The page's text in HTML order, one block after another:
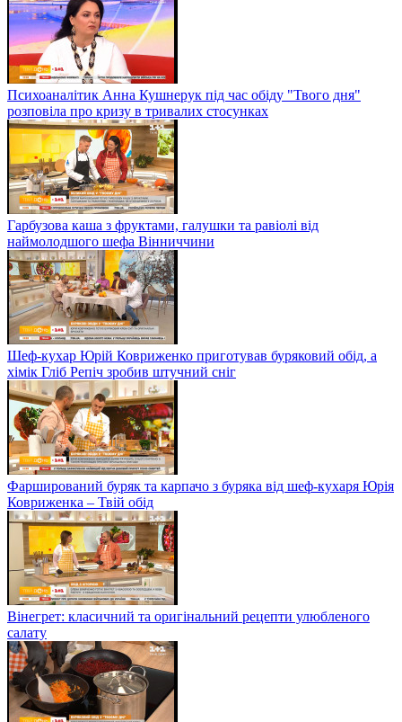
Психоаналітик Анна Кушнерук під час обіду "Твого дня"
розповіла про кризу в тривалих стосунках
Гарбузова каша з фруктами, галушки та равіолі від
наймолодшого шефа Вінниччини
Шеф-кухар Юрій Ковриженко приготував буряковий обід, а
хімік Гліб Репіч зробив штучний сніг
Фарширований буряк та карпачо з буряка від шеф-кухаря Юрія
Ковриженка – Твій обід
Вінегрет: класичний та оригінальний рецепти улюбленого
салату